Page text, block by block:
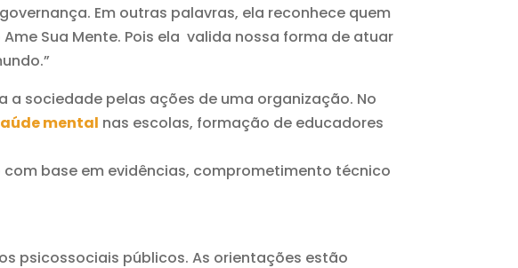
Em outras palavras, ela reconhece quem
Sua Mente. Pois ela valida nossa forma de atuar
sociedade pelas ações de uma organização. No
mental nas escolas, formação de educadores
base em evidências, comprometimento técnico
psicossociais públicos. As orientações estão